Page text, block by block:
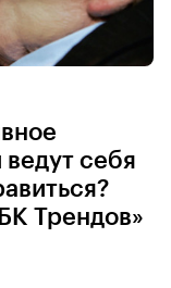
себя
Трендов»